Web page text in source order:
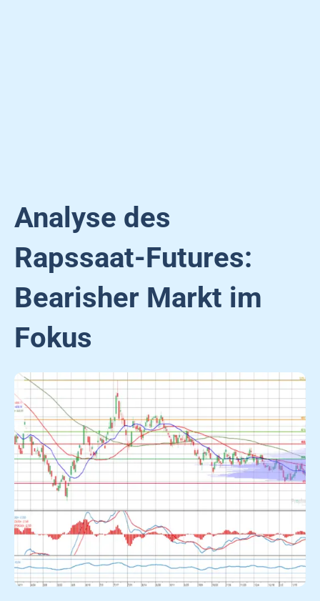
Analyse des
Rapssaat-Futures:
Bearisher Markt im
Fokus